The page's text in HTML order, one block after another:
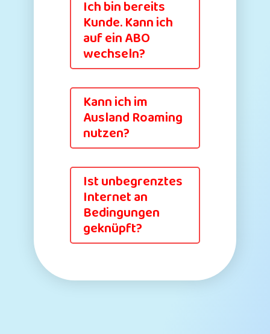
Ich bin bereits
Kunde. Kann ich
auf ein ABO
wechseln?
Kann ich im
Ausland Roaming
nutzen?
Ist unbegrenztes
Internet an
Bedingungen
geknüpft?